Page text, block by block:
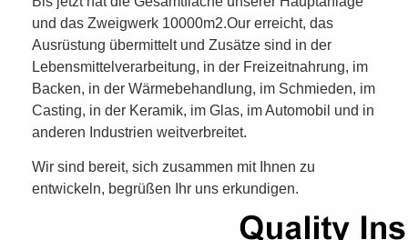
und das Zweigwerk 10000m2.Our erreicht, das
Ausrüstung übermittelt und Zusätze sind in der
Lebensmittelverarbeitung, in der Freizeitnahrung, im
Backen, in der Wärmebehandlung, im Schmieden, im
Casting, in der Keramik, im Glas, im Automobil und in
anderen Industrien weitverbreitet.
Wir sind bereit, sich zusammen mit Ihnen zu
entwickeln, begrüßen Ihr uns erkundigen.